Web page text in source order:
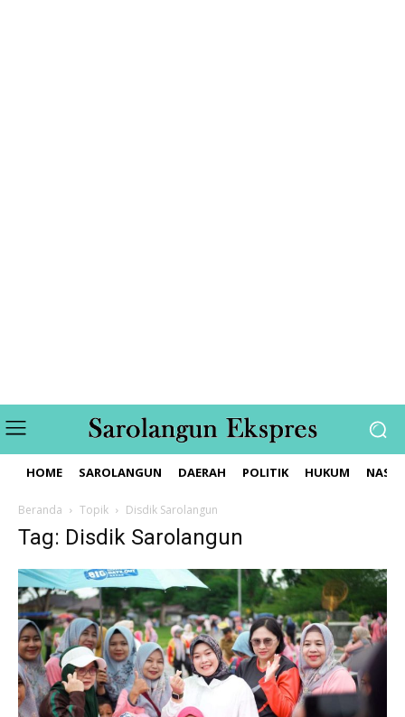
HOME SAROLANGUN DAERAH POLITIK HUKUM
Beranda Topik Disdik Sarolangun
Tag: Disdik Sarolangun